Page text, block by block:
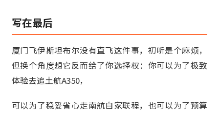
写在最后
厦门飞伊斯坦布尔没有直飞这件事，初听是个麻烦，
但换个角度想它反而给了你选择权：你可以为了极致
体验去追土航A350，
可以为了稳妥省心走南航自家联程，也可以为了预算